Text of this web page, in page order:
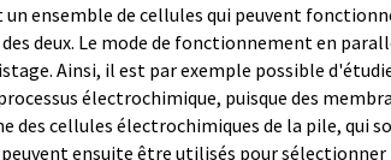
ensemble de cellules qui peuvent
deux. Le mode de fonctionnement en
Ainsi, il est par exemple possible
électrochimique, puisque des
des cellules électrochimiques de la pile, qui
ensuite être utilisés pour sélectionner